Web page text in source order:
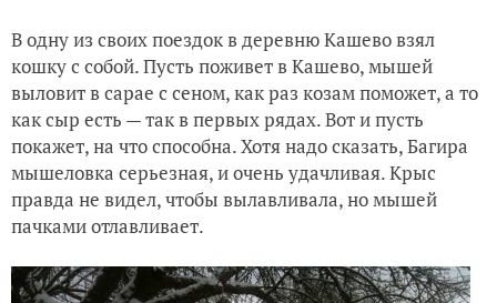
В одну из своих поездок в деревню Кашево взял
кошку с собой. Пусть поживет в Кашево, мышей
выловит в сарае с сеном, как раз козам поможет, а то
как сыр есть — так в первых рядах. Вот и пусть
покажет, на что способна. Хотя надо сказать, Багира
мышеловка серьезная, и очень удачливая. Крыс
правда не видел, чтобы вылавливала, но мышей
пачками отлавливает.